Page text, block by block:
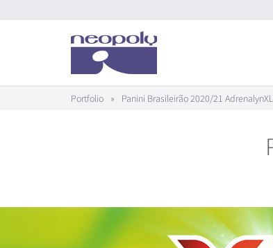
Portfolio » Panini Brasileirão 2020/21